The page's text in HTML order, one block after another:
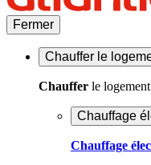
Fermer
Chauffer le
Chauffer le logement
Chauffage
Chauffage